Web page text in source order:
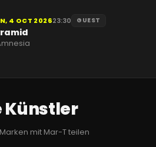
4 OCT 202623:30 GUEST
Künstler
mit Mar-T teilen